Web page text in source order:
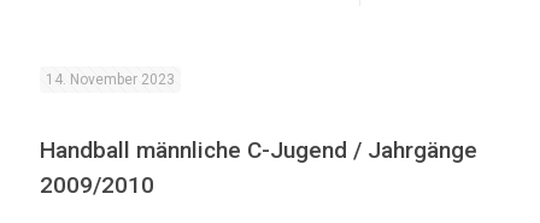
14. November 2023
Handball männliche C-Jugend / Jahrgänge
2009/2010